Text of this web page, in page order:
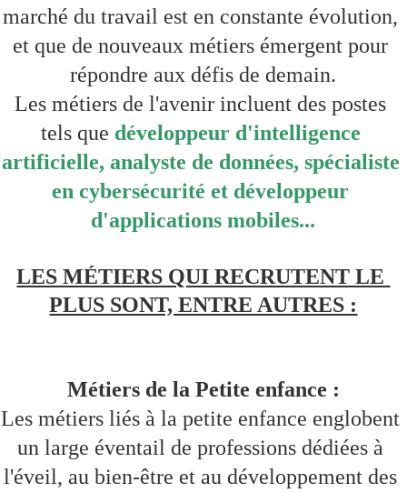
marché du travail est en constante évolution,
et que de nouveaux métiers émergent pour
répondre aux défis de demain.
Les métiers de l'avenir incluent des postes
tels que développeur d'intelligence
artificielle, analyste de données, spécialiste
en cybersécurité et développeur
d'applications mobiles...
LES MÉTIERS QUI RECRUTENT LE
PLUS SONT, ENTRE AUTRES :
Métiers de la Petite enfance :
Les métiers liés à la petite enfance englobent
un large éventail de professions dédiées à
l'éveil, au bien-être et au développement des